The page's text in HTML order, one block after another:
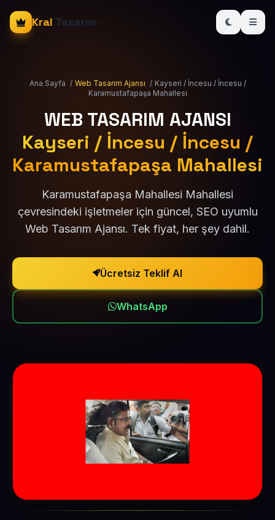
Kral Tasarım
Ana Sayfa / Web Tasarım Ajansı / Kayseri / İncesu / İncesu /
Karamustafapaşa Mahallesi
WEB TASARIM AJANSI
Kayseri / İncesu / İncesu /
Karamustafapaşa Mahallesi
Karamustafapaşa Mahallesi Mahallesi
çevresindeki işletmeler için güncel, SEO uyumlu
Web Tasarım Ajansı. Tek fiyat, her şey dahil.
Ücretsiz Teklif Al
WhatsApp